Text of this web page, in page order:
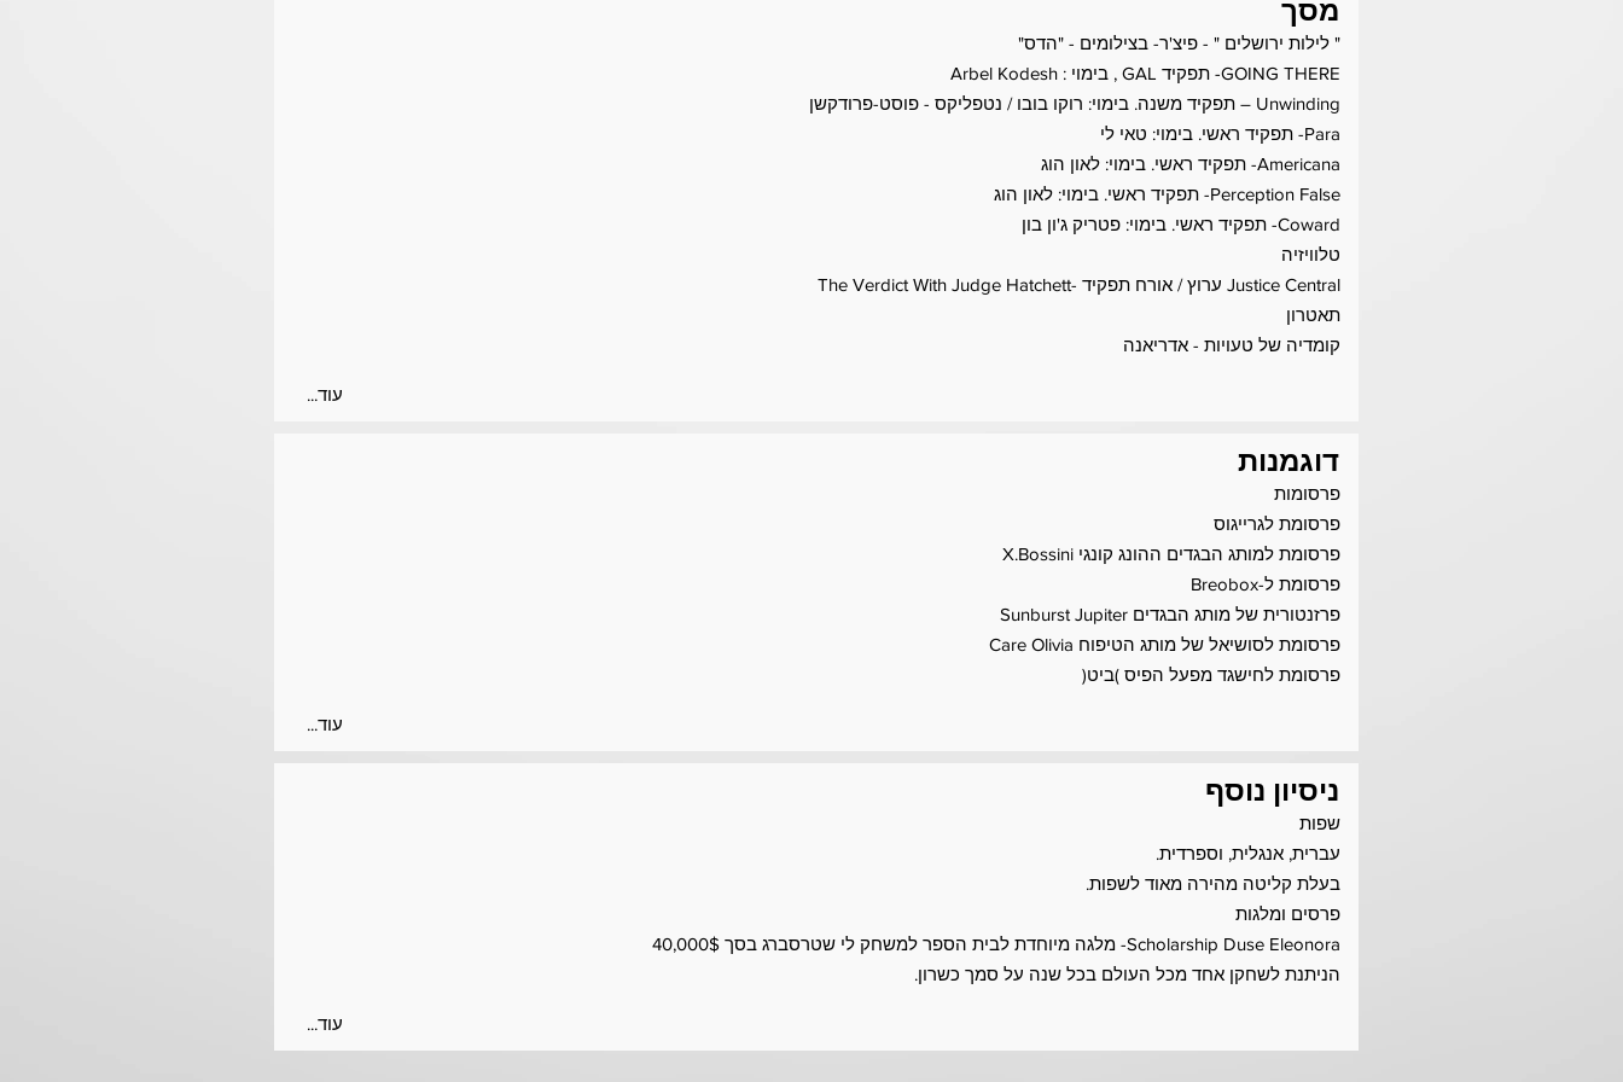
מסך
" לילות ירושלים " - פיצ'ר- בצילומים - "הדס"
GOING THERE- תפקיד GAL , בימוי : Arbel Kodesh
Unwinding – תפקיד משנה. בימוי: רוקו בובו / נטפליקס - פוסט-פרודקשן
Para- תפקיד ראשי. בימוי: טאי לי
Americana- תפקיד ראשי. בימוי: לאון הוג
Perception False- תפקיד ראשי. בימוי: לאון הוג
Coward- תפקיד ראשי. בימוי: פטריק ג'ון בון
טלוויזיה
Justice Central ערוץ / אורח תפקיד -The Verdict With Judge Hatchett
תאטרון
קומדיה של טעויות - אדריאנה
...עוד
דוגמנות
פרסומות
פרסומת לגרייגוס
פרסומת למותג הבגדים ההונג קונגי X.Bossini
פרסומת ל-Breobox
פרזנטורית של מותג הבגדים Sunburst Jupiter
פרסומת לסושיאל של מותג הטיפוח Care Olivia
פרסומת לחישגד מפעל הפיס )ביט(
...עוד
ניסיון נוסף
שפות
עברית, אנגלית, וספרדית.
בעלת קליטה מהירה מאוד לשפות.
פרסים ומלגות
Scholarship Duse Eleonora- מלגה מיוחדת לבית הספר למשחק לי שטרסברג בסך 40,000$
הניתנת לשחקן אחד מכל העולם בכל שנה על סמך כשרון.
...עוד